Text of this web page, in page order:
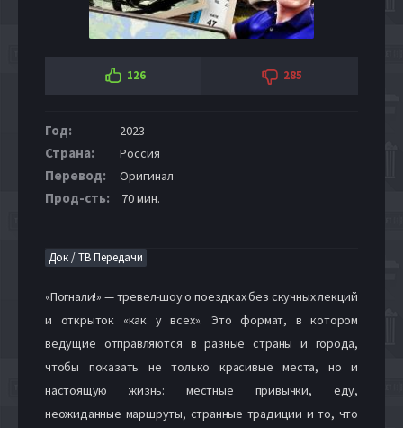
126 285
Год: 2023
Страна: Россия
Перевод: Оригинал
Прод-сть: 70 мин.
Док / ТВ Передачи
«Погнали!» — тревел-шоу о поездках без скучных лекций
и открыток «как у всех». Это формат, в котором
ведущие отправляются в разные страны и города,
чтобы показать не только красивые места, но и
настоящую жизнь: местные привычки, еду,
неожиданные маршруты, странные традиции и то, что